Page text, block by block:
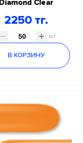
Diamond Clear
2250 тг.
шт
В КОРЗИНУ